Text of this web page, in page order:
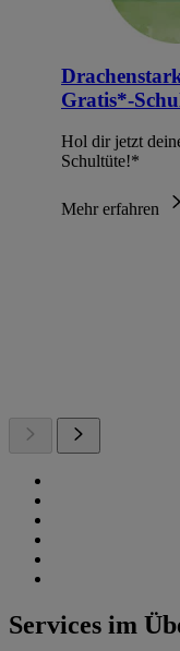
Gratis*-
Hol dir jetzt
Schultüte!*
Mehr erfahren
Services im